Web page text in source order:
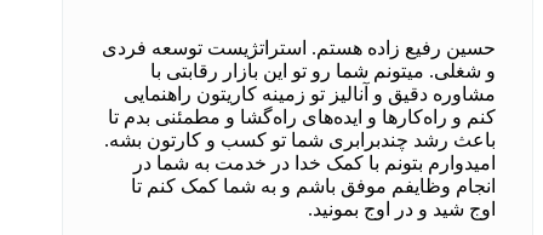
حسین رفیع زاده هستم. استراتژیست توسعه فردی
و شغلی. میتونم شما رو تو این بازار رقابتی با
مشاوره دقیق و آنالیز تو زمینه کاریتون راهنمایی
کنم و راه‌کارها و ایده‌های راه‌گشا و مطمئنی بدم تا
باعث رشد چندبرابری شما تو کسب و کارتون بشه.
امیدوارم بتونم با کمک خدا در خدمت به شما در
انجام وظایفم موفق باشم و به شما کمک کنم تا
اوج شید و در اوج بمونید.